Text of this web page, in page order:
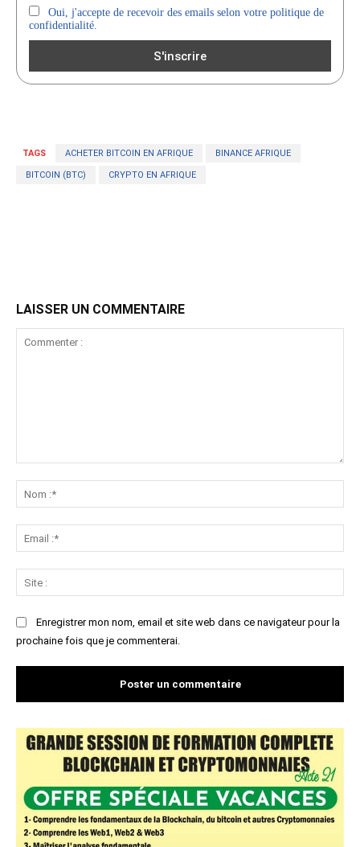
Oui, j'accepte de recevoir des emails selon votre politique de
confidentialité.
TAGS ACHETER BITCOIN EN AFRIQUE BINANCE AFRIQUE
BITCOIN (BTC) CRYPTO EN AFRIQUE
LAISSER UN COMMENTAIRE
:*
:*
:
Enregistrer mon nom, email et site web dans ce navigateur pour la
prochaine fois que je commenterai.